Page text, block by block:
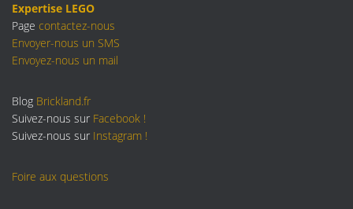
Expertise LEGO
Page contactez-nous
Envoyer-nous un SMS
Envoyez-nous un mail
Blog Brickland.fr
Suivez-nous sur Facebook !
Suivez-nous sur Instagram !
Foire aux questions